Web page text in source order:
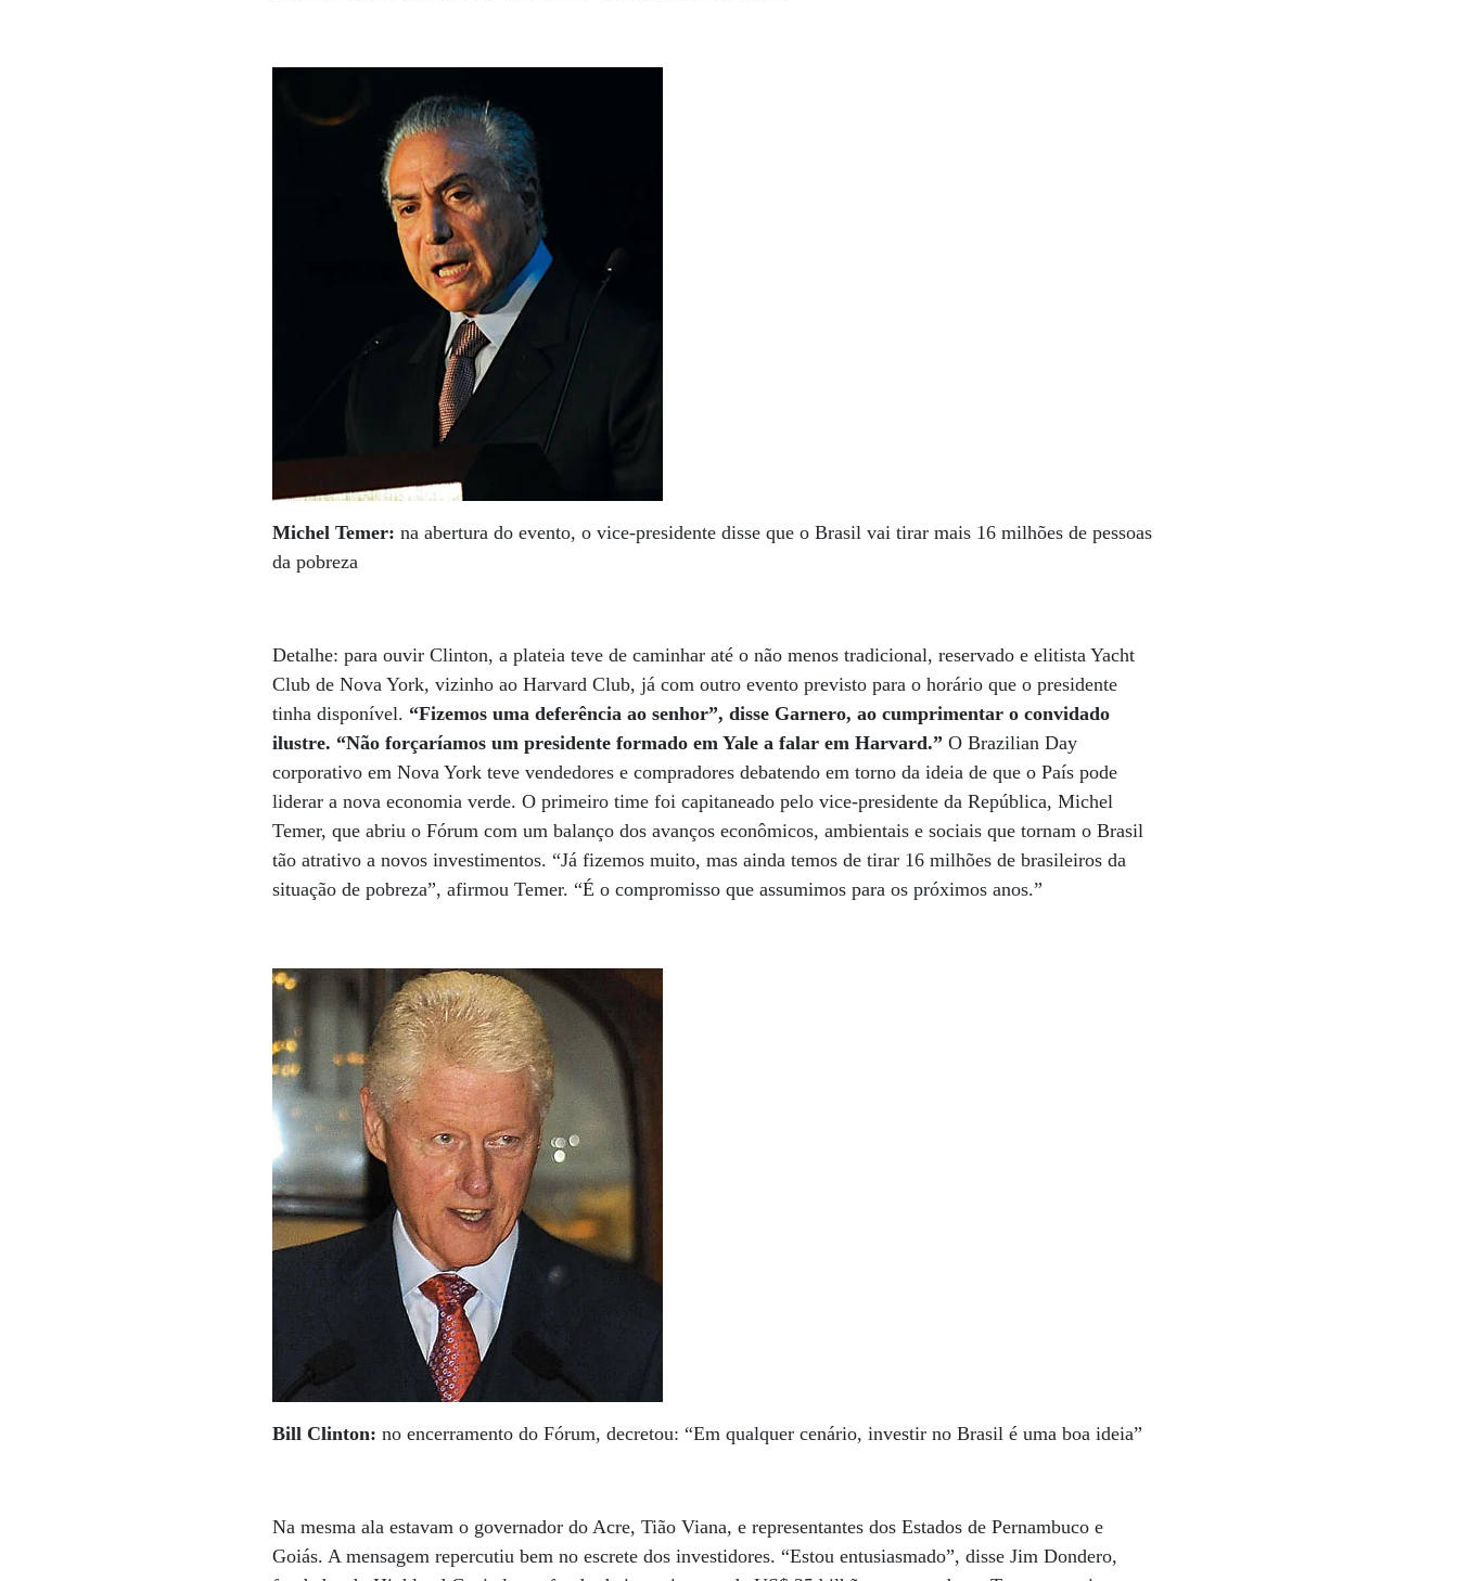
Michel Temer:na abertura do evento, o vice-presidente disse que o Brasil vai tirar mais 16 milhões de pessoas
da pobreza
Detalhe: para ouvir Clinton, a plateia teve de caminhar até o não menos tradicional, reservado e elitista Yacht
Club de Nova York, vizinho ao Harvard Club, já com outro evento previsto para o horário que o presidente
tinha disponível. “Fizemos uma deferência ao senhor”, disse Garnero, ao cumprimentar o convidado
ilustre. “Não forçaríamos um presidente formado em Yale a falar em Harvard.” O Brazilian Day
corporativo em Nova York teve vendedores e compradores debatendo em torno da ideia de que o País pode
liderar a nova economia verde. O primeiro time foi capitaneado pelo vice-presidente da República, Michel
Temer, que abriu o Fórum com um balanço dos avanços econômicos, ambientais e sociais que tornam o Brasil
tão atrativo a novos investimentos. “Já fizemos muito, mas ainda temos de tirar 16 milhões de brasileiros da
situação de pobreza”, afirmou Temer. “É o compromisso que assumimos para os próximos anos.”
Bill Clinton: no encerramento do Fórum, decretou: “Em qualquer cenário, investir no Brasil é uma boa ideia”
Na mesma ala estavam o governador do Acre, Tião Viana, e representantes dos Estados de Pernambuco e
Goiás. A mensagem repercutiu bem no escrete dos investidores. “Estou entusiasmado”, disse Jim Dondero,